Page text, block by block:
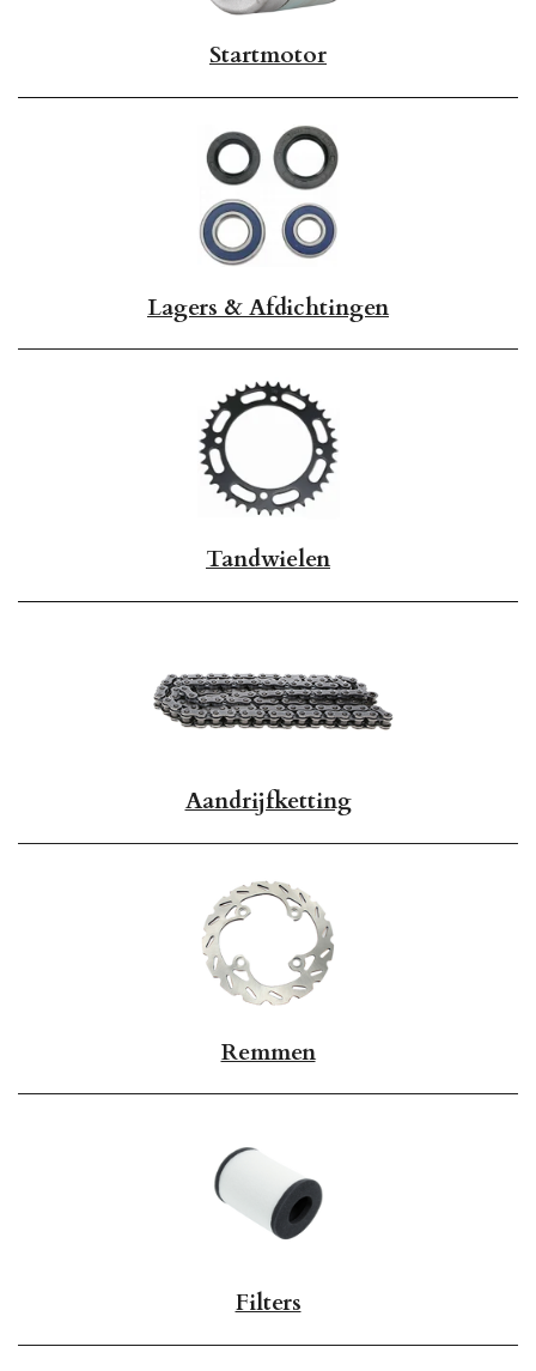
Startmotor
Lagers & Afdichtingen
Tandwielen
Aandrijfketting
Remmen
Filters